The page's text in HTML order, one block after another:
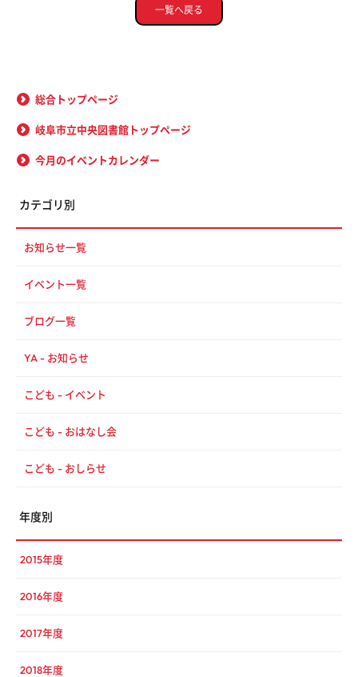
一覧へ戻る
総合トップページ
岐阜市立中央図書館トップページ
今月のイベントカレンダー
カテゴリ別
お知らせ一覧
イベント一覧
ブログ一覧
YA - お知らせ
こども - イベント
こども - おはなし会
こども - おしらせ
年度別
2015年度
2016年度
2017年度
2018年度